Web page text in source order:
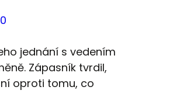
jednání s vedením
Zápasník tvrdil,
oproti tomu, co